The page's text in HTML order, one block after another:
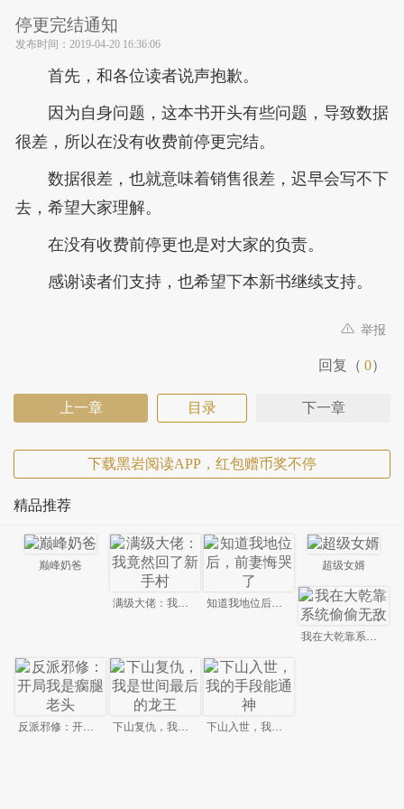
停更完结通知
发布时间： 2019-04-20 16:36:06
首先，和各位读者说声抱歉。
因为自身问题，这本书开头有些问题，导致数据
很差，所以在没有收费前停更完结。
数据很差，也就意味着销售很差，迟早会写不下
去，希望大家理解。
在没有收费前停更也是对大家的负责。
感谢读者们支持，也希望下本新书继续支持。
举报
回复（ 0）
上一章 目录 下一章
下载黑岩阅读APP，红包赠币奖不停
精品推荐
巅峰奶爸
满级大佬：我竟然回了新手村 知道我地位后，前妻悔哭了
超级女婿
我在大乾靠系统偷偷无敌
反派邪修：开局我是瘸腿老头 下山复仇，我是世间最后的龙王 下山入世，我的手段能通神